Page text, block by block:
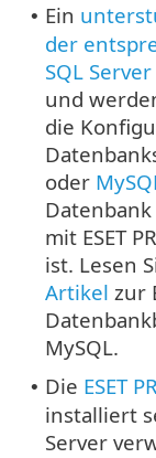
• Ein
der
SQL Server
und
die
oder
mit ESET
ist. Lesen
Artikel zur
MySQL.
• Die ESET
installiert
Server